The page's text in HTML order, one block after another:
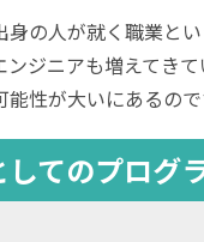
の人が就く職業と
ジニアも増えてき
性が大いにあるので